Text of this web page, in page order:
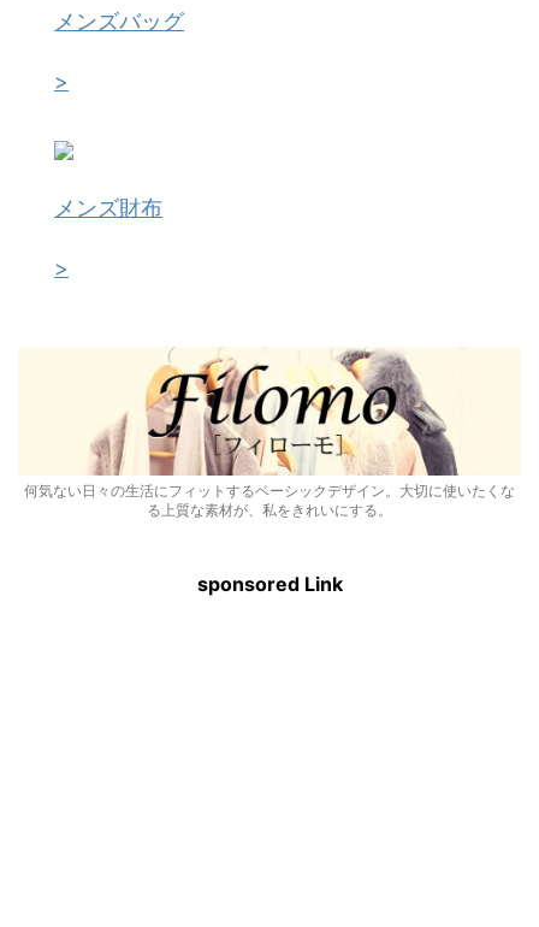
メンズバッグ
>
メンズ財布
>
何気ない日々の生活にフィットするベーシックデザイン。大切に使いたくな
る上質な素材が、私をきれいにする。
sponsored Link